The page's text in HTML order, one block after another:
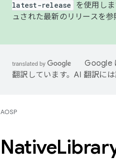
latest-release
を使用しま
ュされた最新のリリースを参
Google
翻訳しています。AI 翻訳に
AOSP
Native